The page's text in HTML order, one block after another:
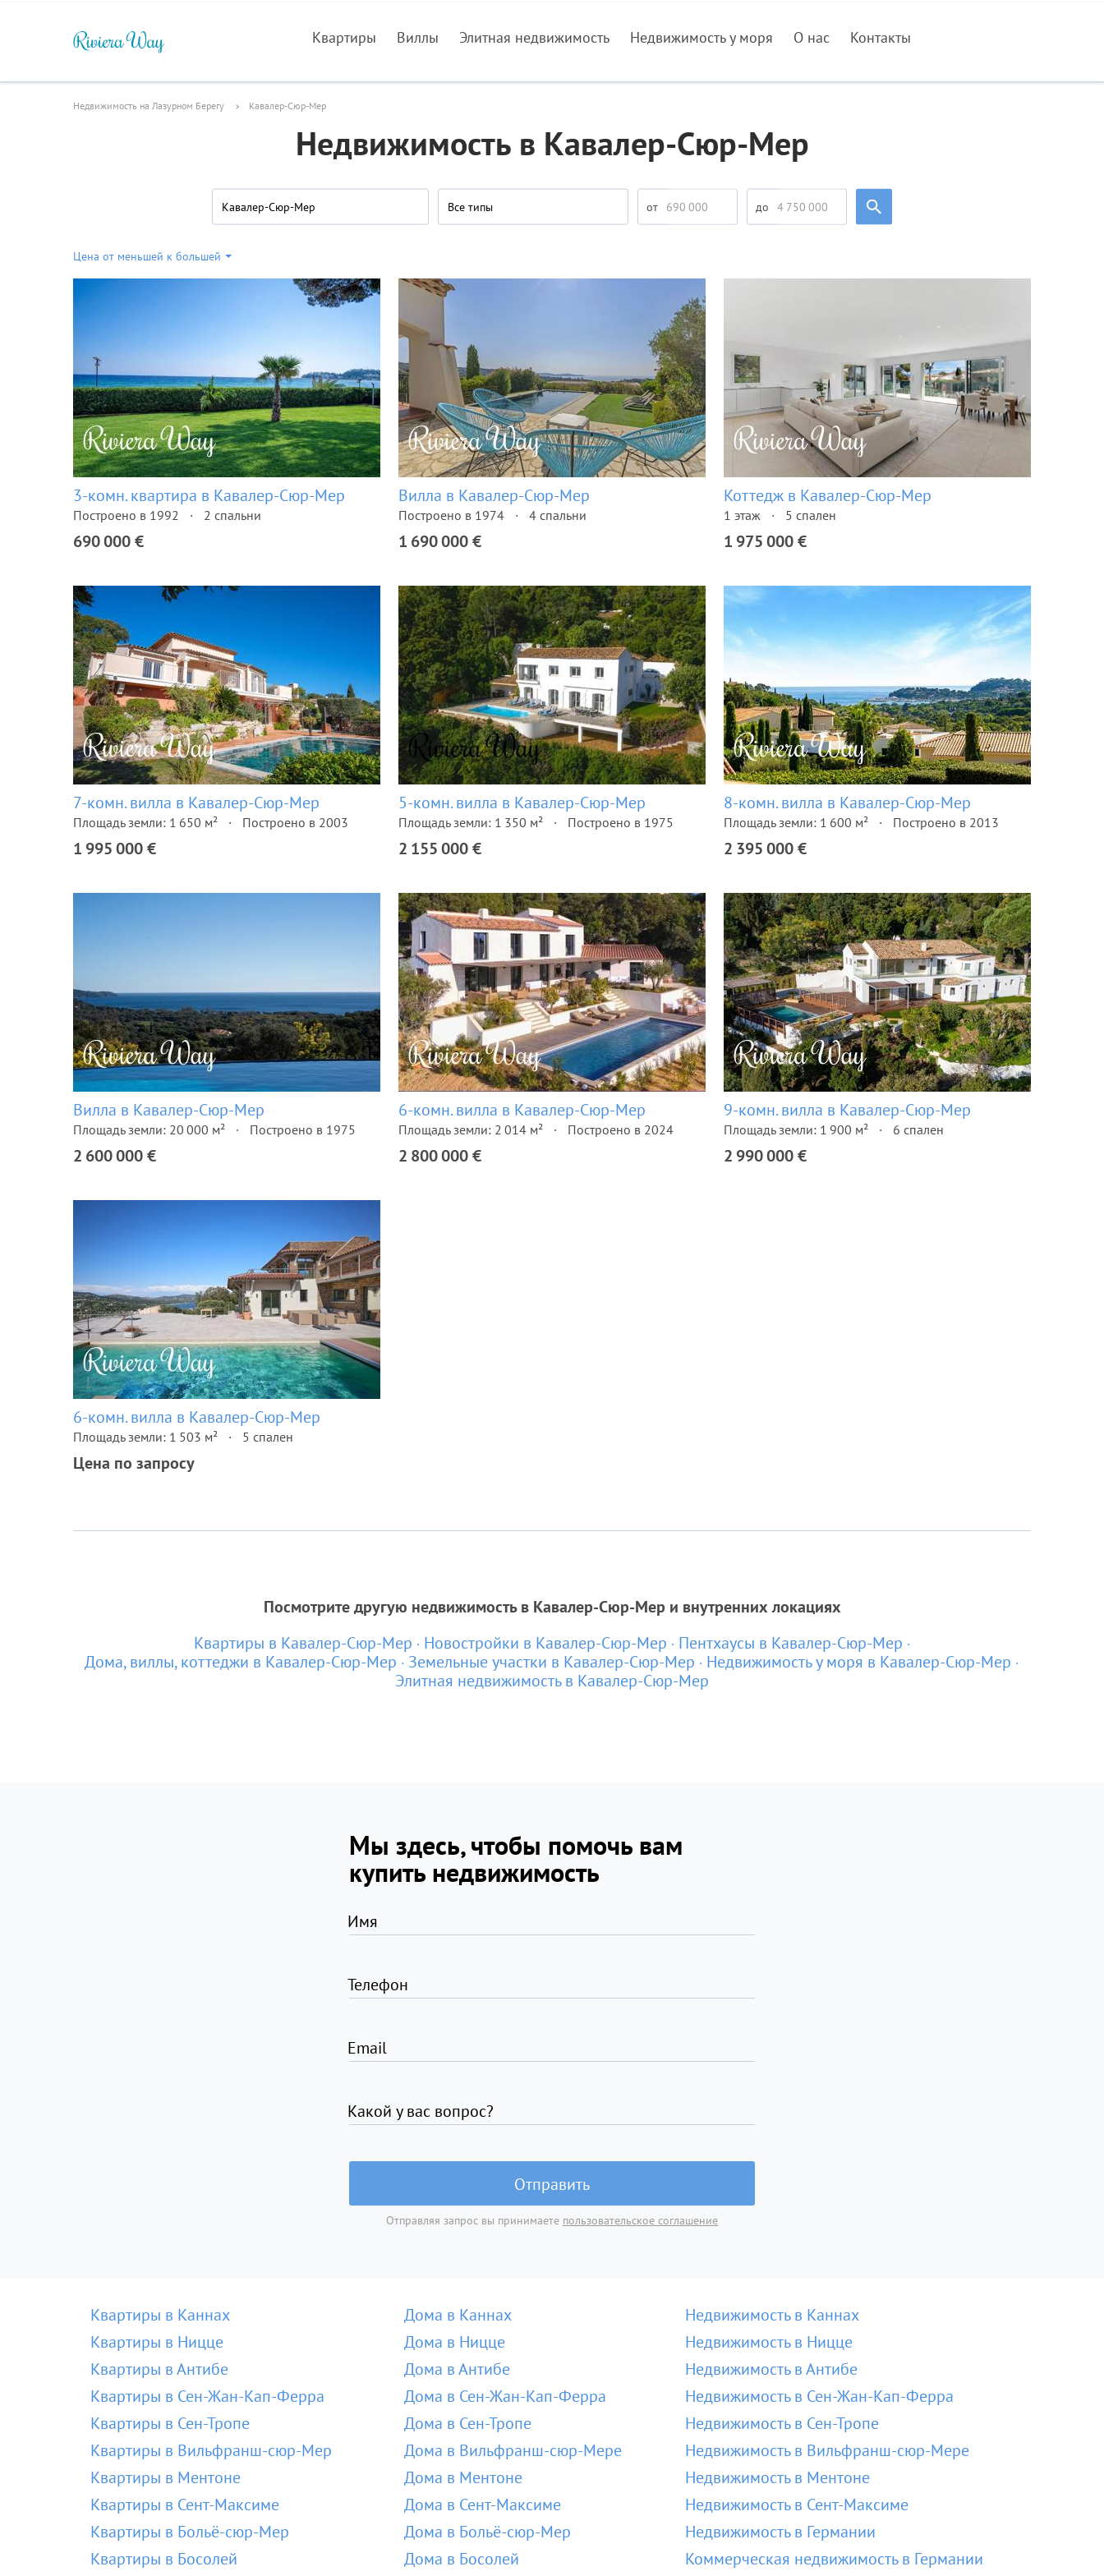
Квартиры Виллы Элитная недвижимость Недвижимость у моря О нас Контакты
Недвижимость на Лазурном Берегу Кавалер-Сюр-Мер
Недвижимость в Кавалер-Сюр-Мер
Кавалер-Сюр-Мер Все типы
Цена от меньшей к большей
3-комн. квартира в Кавалер-Сюр-Мер
Построено в 1992 2 спальни
690 000 €
Вилла в Кавалер-Сюр-Мер
Построено в 1974 4 спальни
1 690 000 €
Коттедж в Кавалер-Сюр-Мер
1 этаж 5 спален
1 975 000 €
7-комн. вилла в Кавалер-Сюр-Мер
Площадь земли: 1 650 м² Построено в 2003
1 995 000 €
5-комн. вилла в Кавалер-Сюр-Мер
Площадь земли: 1 350 м² Построено в 1975
2 155 000 €
8-комн. вилла в Кавалер-Сюр-Мер
Площадь земли: 1 600 м² Построено в 2013
2 395 000 €
Вилла в Кавалер-Сюр-Мер
Площадь земли: 20 000 м² Построено в 1975
2 600 000 €
6-комн. вилла в Кавалер-Сюр-Мер
Площадь земли: 2 014 м² Построено в 2024
2 800 000 €
9-комн. вилла в Кавалер-Сюр-Мер
Площадь земли: 1 900 м² 6 спален
2 990 000 €
6-комн. вилла в Кавалер-Сюр-Мер
Площадь земли: 1 503 м² 5 спален
Цена по запросу
Посмотрите другую недвижимость в Кавалер-Сюр-Мер и внутренних локациях
Квартиры в Кавалер-Сюр-Мер
Новостройки в Кавалер-Сюр-Мер
Пентхаусы в Кавалер-Сюр-Мер
Дома, виллы, коттеджи в Кавалер-Сюр-Мер
Земельные участки в Кавалер-Сюр-Мер
Недвижимость у моря в Кавалер-Сюр-Мер
Элитная недвижимость в Кавалер-Сюр-Мер
Мы здесь, чтобы помочь вам
купить недвижимость
Имя
Телефон
Email
Какой у вас вопрос?
Отправить
Отправляя запрос вы принимаете пользовательское соглашение
Квартиры в Каннах
Квартиры в Ницце
Квартиры в Антибе
Квартиры в Сен-Жан-Кап-Ферра
Квартиры в Сен-Тропе
Квартиры в Вильфранш-сюр-Мер
Квартиры в Ментоне
Квартиры в Сент-Максиме
Квартиры в Больё-сюр-Мер
Квартиры в Босолей
Дома в Каннах
Дома в Ницце
Дома в Антибе
Дома в Сен-Жан-Кап-Ферра
Дома в Сен-Тропе
Дома в Вильфранш-сюр-Мере
Дома в Ментоне
Дома в Сент-Максиме
Дома в Больё-сюр-Мер
Дома в Босолей
Недвижимость в Каннах
Недвижимость в Ницце
Недвижимость в Антибе
Недвижимость в Сен-Жан-Кап-Ферра
Недвижимость в Сен-Тропе
Недвижимость в Вильфранш-сюр-Мере
Недвижимость в Ментоне
Недвижимость в Сент-Максиме
Недвижимость в Германии
Коммерческая недвижимость в Германии